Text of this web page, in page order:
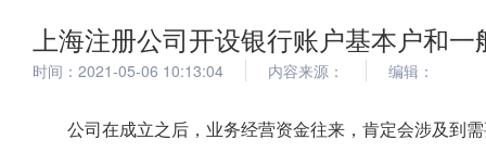
上海注册公司开设银行账户基本户和
时间：2021-05-06 10:13:04 内容来源： 编辑：
公司在成立之后，业务经营资金往来，肯定会涉及到